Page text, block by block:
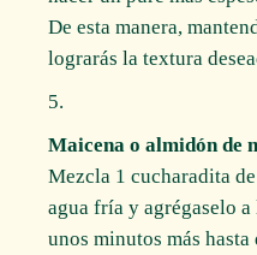
De esta manera,
lograrás la textura
Maicena o almidón de
Mezcla 1 cucharadita
agua fría y agrégaselo
unos minutos más hasta